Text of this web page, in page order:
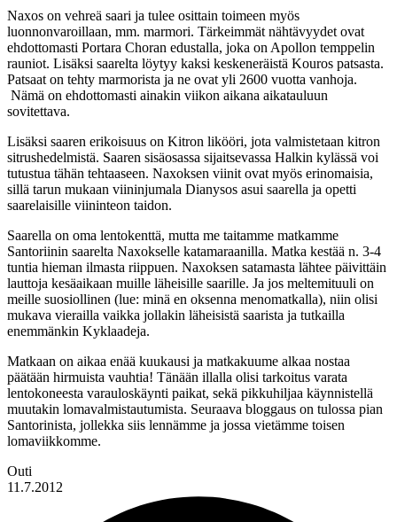
Naxos on vehreä saari ja tulee osittain toimeen myös
luonnonvaroillaan, mm. marmori. Tärkeimmät nähtävyydet ovat
ehdottomasti Portara Choran edustalla, joka on Apollon temppelin
rauniot. Lisäksi saarelta löytyy kaksi keskeneräistä Kouros patsasta.
Patsaat on tehty marmorista ja ne ovat yli 2600 vuotta vanhoja.
Nämä on ehdottomasti ainakin viikon aikana aikatauluun
sovitettava.
Lisäksi saaren erikoisuus on Kitron likööri, jota valmistetaan kitron
sitrushedelmistä. Saaren sisäosassa sijaitsevassa Halkin kylässä voi
tutustua tähän tehtaaseen. Naxoksen viinit ovat myös erinomaisia,
sillä tarun mukaan viininjumala Dianysos asui saarella ja opetti
saarelaisille viininteon taidon.
Saarella on oma lentokenttä, mutta me taitamme matkamme
Santoriinin saarelta Naxokselle katamaraanilla. Matka kestää n. 3-4
tuntia hieman ilmasta riippuen. Naxoksen satamasta lähtee päivittäin
lauttoja kesäaikaan muille läheisille saarille. Ja jos meltemituuli on
meille suosiollinen (lue: minä en oksenna menomatkalla), niin olisi
mukava vierailla vaikka jollakin läheisistä saarista ja tutkailla
enemmänkin Kyklaadeja.
Matkaan on aikaa enää kuukausi ja matkakuume alkaa nostaa
päätään hirmuista vauhtia! Tänään illalla olisi tarkoitus varata
lentokoneesta varauloskäynti paikat, sekä pikkuhiljaa käynnistellä
muutakin lomavalmistautumista. Seuraava bloggaus on tulossa pian
Santorinista, jollekka siis lennämme ja jossa vietämme toisen
lomaviikkomme.
Outi
11.7.2012